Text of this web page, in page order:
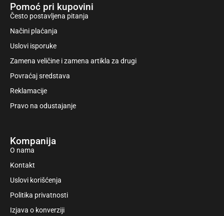
Pomoć pri kupovini
Često postavljena pitanja
Načini plaćanja
Uslovi isporuke
Zamena veličine i zamena artikla za drugi
Povraćaj sredstava
Reklamacije
Pravo na odustajanje
Kompanija
O nama
Kontakt
Uslovi korišćenja
Politika privatnosti
Izjava o konverziji